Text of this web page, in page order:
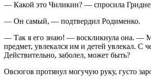
— Какой это Чиликин? — спросила
— Он самый, — подтвердил Родименко.
— Так я его знаю! — воскликнула она. —
предмет, увлекался им и детей увлекал. С
Действительно, заболел, может быть?
Овсюгов протянул могучую руку, густо